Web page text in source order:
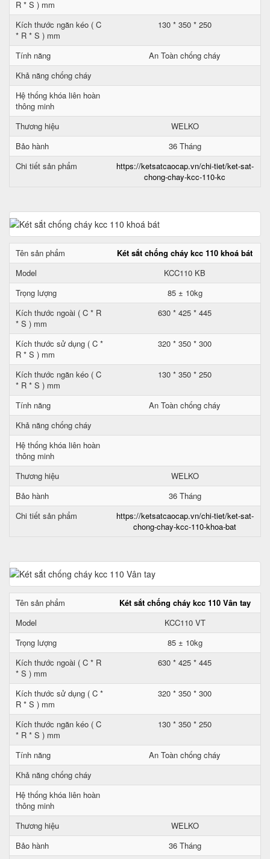
R * S ) mm
Kích thước ngăn kéo ( C
* R * S ) mm
130 * 350 * 250
Tính năng
An Toàn chống cháy
Khả năng chống cháy
Hệ thống khóa liên hoàn
thông minh
Thương hiệu
WELKO
Bảo hành
36 Tháng
Chi tiết sản phẩm
https://ketsatcaocap.vn/chi-tiet/ket-sat-
chong-chay-kcc-110-kc
Tên sản phẩm
Két sắt chống cháy kcc 110 khoá bát
Model
KCC110 KB
Trọng lượng
85 ± 10kg
Kích thước ngoài ( C * R
* S ) mm
630 * 425 * 445
Kích thước sử dụng ( C *
R * S ) mm
320 * 350 * 300
Kích thước ngăn kéo ( C
* R * S ) mm
130 * 350 * 250
Tính năng
An Toàn chống cháy
Khả năng chống cháy
Hệ thống khóa liên hoàn
thông minh
Thương hiệu
WELKO
Bảo hành
36 Tháng
Chi tiết sản phẩm
https://ketsatcaocap.vn/chi-tiet/ket-sat-
chong-chay-kcc-110-khoa-bat
Tên sản phẩm
Két sắt chống cháy kcc 110 Vân tay
Model
KCC110 VT
Trọng lượng
85 ± 10kg
Kích thước ngoài ( C * R
* S ) mm
630 * 425 * 445
Kích thước sử dụng ( C *
R * S ) mm
320 * 350 * 300
Kích thước ngăn kéo ( C
* R * S ) mm
130 * 350 * 250
Tính năng
An Toàn chống cháy
Khả năng chống cháy
Hệ thống khóa liên hoàn
thông minh
Thương hiệu
WELKO
Bảo hành
36 Tháng